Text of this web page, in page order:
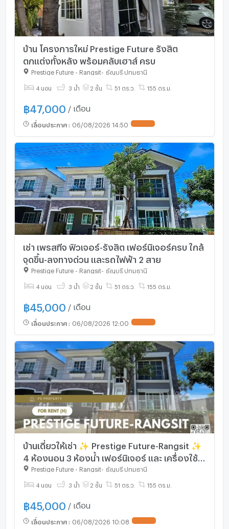
บ้าน โครงการใหม่ Prestige Future รังสิต
ตกแต่งทั้งหลัง พร้อมคลับเฮาส์ ครบ
Prestige Future - Rangsit- ธัญบุรี ปทุมธานี
4 นอน 3 น้ำ 2 ชั้น 51 ตร.ว. 155 ตร.ม.
฿ 47,000 / เดือน
เลื่อนประกาศ : 06/08/2026 14:50
เช่า เพรสทีจ ฟิวเจอร์-รังสิต เฟอร์นิเจอร์ครบ ใกล้
จุดขึ้น-ลงทางด่วน และรถไฟฟ้า 2 สาย
Prestige Future - Rangsit- ธัญบุรี ปทุมธานี
4 นอน 3 น้ำ 2 ชั้น 51 ตร.ว. 155 ตร.ม.
฿ 45,000 / เดือน
เลื่อนประกาศ : 06/08/2026 12:00
บ้านเดี่ยวให้เช่า ✨ Prestige Future-Rangsit ✨
4 ห้องนอน 3 ห้องน้ำ เฟอร์นิเจอร์ และ เครื่องใช้
ไฟฟ้าครบ
Prestige Future - Rangsit- ธัญบุรี ปทุมธานี
4 นอน 3 น้ำ 2 ชั้น 51 ตร.ว. 155 ตร.ม.
฿ 45,000 / เดือน
เลื่อนประกาศ : 06/08/2026 10:08